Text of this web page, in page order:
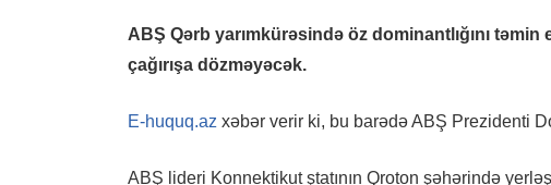
ABŞ Qərb yarımkürəsində öz dominantlığını
çağırışa dözməyəcək.
E-huquq.az xəbər verir ki, bu barədə ABŞ Prezidenti
ABŞ lideri Konnektikut ştatının Qroton şəhərində